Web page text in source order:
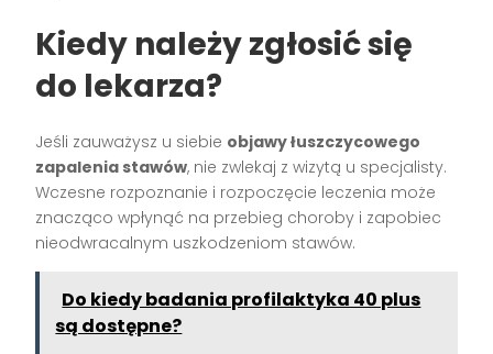
Kiedy należy zgłosić się
do lekarza?
Jeśli zauważysz u siebie objawy łuszczycowego
zapalenia stawów, nie zwlekaj z wizytą u specjalisty.
Wczesne rozpoznanie i rozpoczęcie leczenia może
znacząco wpłynąć na przebieg choroby i zapobiec
nieodwracalnym uszkodzeniom stawów.
Do kiedy badania profilaktyka 40 plus
są dostępne?